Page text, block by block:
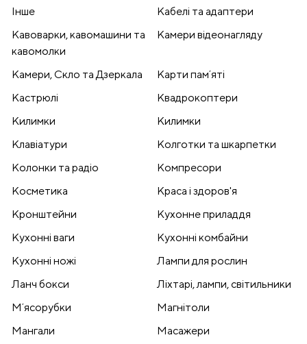
Інше
Кабелі та адаптери
Кавоварки, кавомашини та
кавомолки
Камери відеонагляду
Камери, Скло та Дзеркала
Карти памʼяті
Кастрюлі
Квадрокоптери
Килимки
Килимки
Клавіатури
Колготки та шкарпетки
Колонки та радіо
Компресори
Косметика
Краса і здоров'я
Кронштейни
Кухонне приладдя
Кухонні ваги
Кухонні комбайни
Кухонні ножі
Лампи для рослин
Ланч бокси
Ліхтарі, лампи, світильники
Мʼясорубки
Магнітоли
Мангали
Масажери